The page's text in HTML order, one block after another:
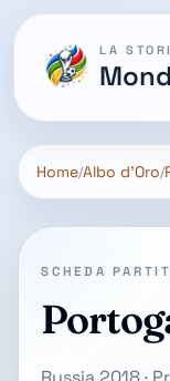
Home Albo d'Oro
SCHEDA